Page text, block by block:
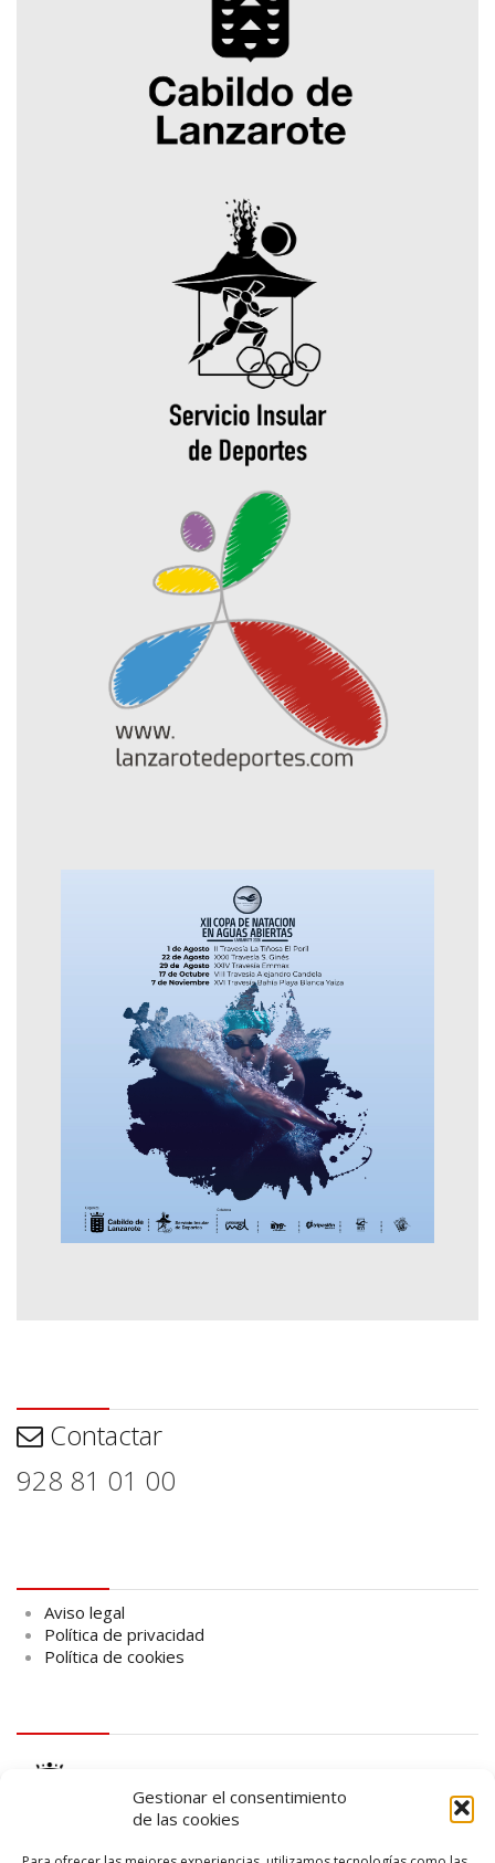
Gestionar el consentimiento
de las cookies
Contactar
928 81 01 00
Aviso legal
Política de privacidad
Política de cookies